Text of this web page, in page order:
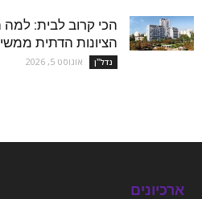
הכי קרוב לבית:
הציונות הדתית
נדל''ן אוגוסט 5, 2026
ארכיונים